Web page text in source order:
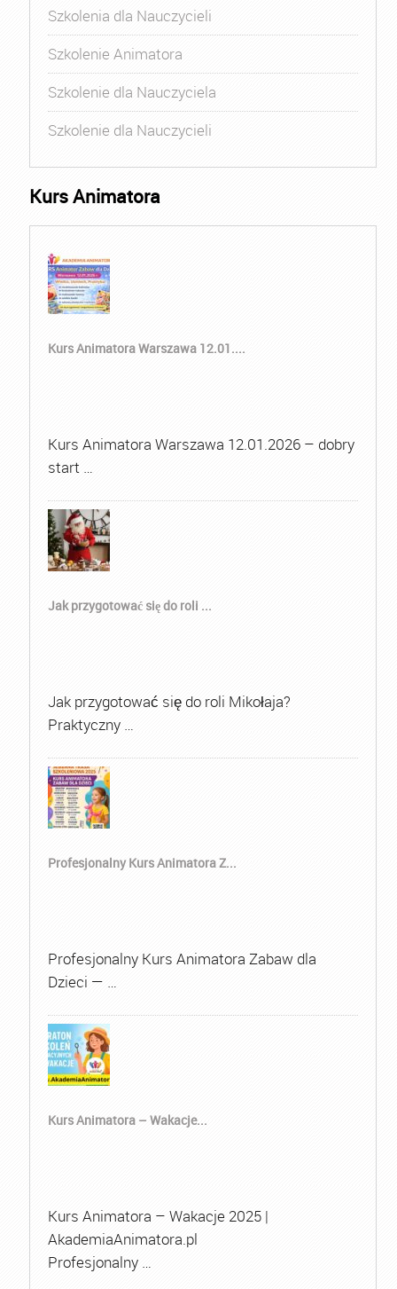
Szkolenia dla Nauczycieli
Szkolenie Animatora
Szkolenie dla Nauczyciela
Szkolenie dla Nauczycieli
Kurs Animatora
Kurs Animatora Warszawa 12.01....
Kurs Animatora Warszawa 12.01.2026 – dobry
start …
Jak przygotować się do roli ...
Jak przygotować się do roli Mikołaja?
Praktyczny …
Profesjonalny Kurs Animatora Z...
Profesjonalny Kurs Animatora Zabaw dla
Dzieci — …
Kurs Animatora – Wakacje...
Kurs Animatora – Wakacje 2025 |
AkademiaAnimatora.pl
Profesjonalny …